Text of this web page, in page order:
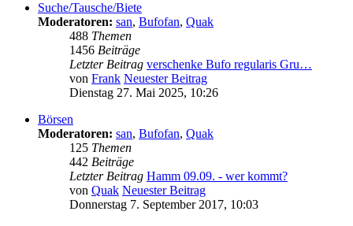
Suche/Tausche/Biete
Moderatoren: san, Bufofan, Quak
488 Themen
1456 Beiträge
Letzter Beitrag verschenke Bufo regularis Gru…
von Frank Neuester Beitrag
Dienstag 27. Mai 2025, 10:26
Börsen
Moderatoren: san, Bufofan, Quak
125 Themen
442 Beiträge
Letzter Beitrag Hamm 09.09. - wer kommt?
von Quak Neuester Beitrag
Donnerstag 7. September 2017, 10:03